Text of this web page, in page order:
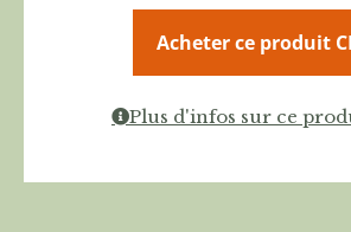
Acheter ce produit
Plus d'infos sur ce